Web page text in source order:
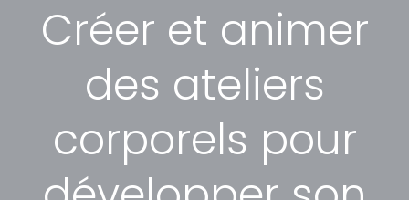
Créer et animer
des ateliers
corporels pour